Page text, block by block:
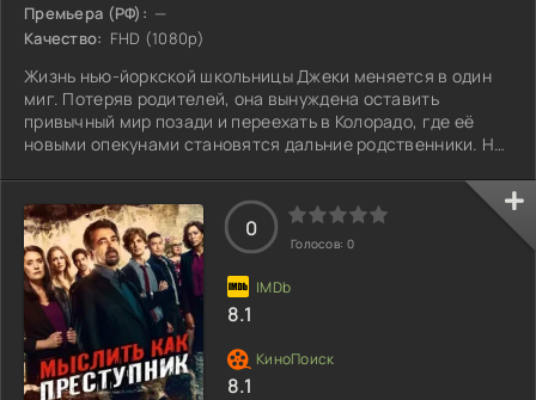
Премьера (РФ): —
Качество: FHD (1080p)
Жизнь нью-йоркской школьницы Джеки меняется в один
миг. Потеряв родителей, она вынуждена оставить
привычный мир позади и переехать в Колорадо, где её
новыми опекунами становятся дальние родственники. Но
Джеки оказывается в самом центре хаотичной, полной
неожиданностей жизни в большом семейном гнезде. Её
подруги считают, что она попала в настоящий
«мальчишеский рай», но самой Джеки непросто
привыкнуть к новым условиям. Тем не менее среди
0
Голосов: 0
8.1
8.1